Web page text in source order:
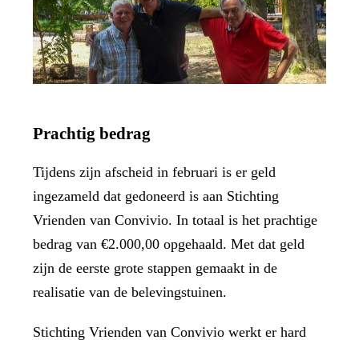
Prachtig bedrag
Tijdens zijn afscheid in februari is er geld
ingezameld dat gedoneerd is aan Stichting
Vrienden van Convivio. In totaal is het prachtige
bedrag van €2.000,00 opgehaald. Met dat geld
zijn de eerste grote stappen gemaakt in de
realisatie van de belevingstuinen.
Stichting Vrienden van Convivio werkt er hard